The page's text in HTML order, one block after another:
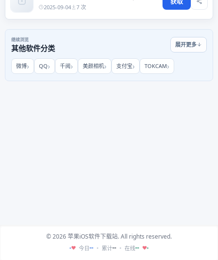
2025-09-04 7 次
继续浏览
其他软件分类 展开更多
微博 QQ 千阅 美颜相机 支付宝 TOKCAM
© 2026 苹果iOS软件下载站. All rights reserved.
♥ 今日-- 累计-- 在线-- ♥